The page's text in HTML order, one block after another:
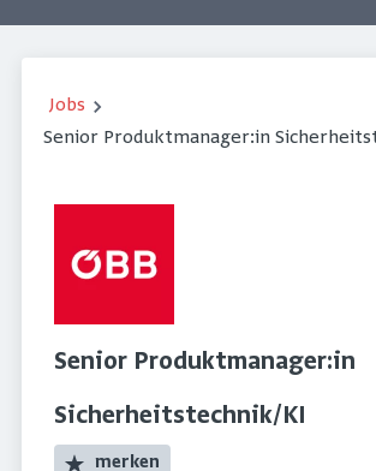
Jobs
Senior Produktmanager:in
Senior Produktmanager:in
Sicherheitstechnik/KI
merken